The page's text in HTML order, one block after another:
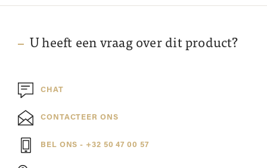
U heeft een vraag over dit product?
CHAT
CONTACTEER ONS
BEL ONS - +32 50 47 00 57